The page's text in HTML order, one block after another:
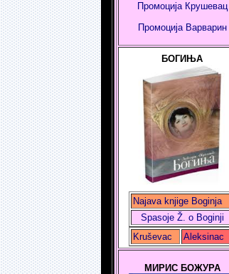
Промоција Крушевац
ПромоцијаВарварин
БОГИЊА
Najava knjige Boginja
Spasoje Ž. o Boginji
Kruševac
Aleksinac
МИРИС БОЖУРА